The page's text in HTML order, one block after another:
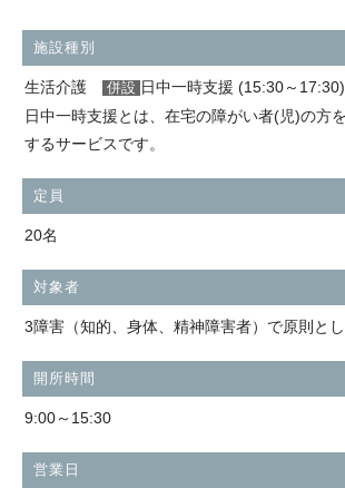
施設種別
生活介護 併設 日中一時支援 (15:30～17:30)
日中一時支援とは、在宅の障がい者(児)の方
するサービスです。
定員
20名
対象者
3障害（知的、身体、精神障害者）で原則と
開所時間
9:00～15:30
営業日